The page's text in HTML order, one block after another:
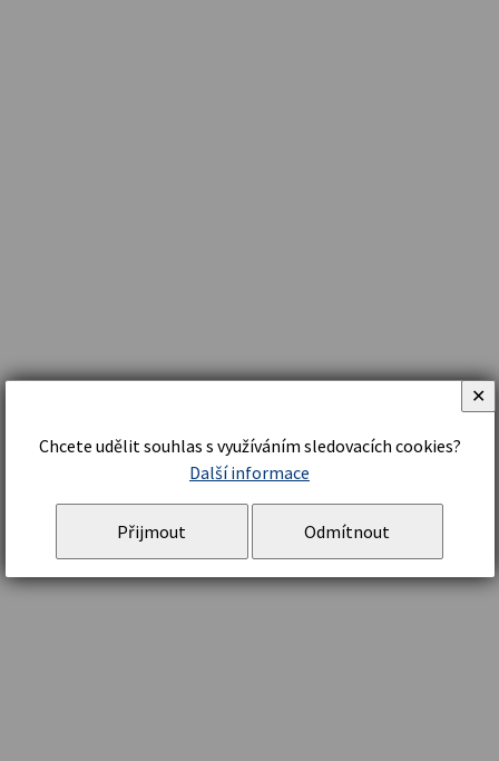
Chcete udělit souhlas s využíváním sledovacích cookies?
Další informace
Přijmout Odmítnout
✕